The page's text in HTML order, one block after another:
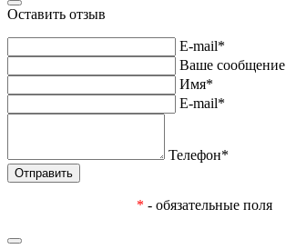
Оставить отзыв
E-mail*
Ваше сообщение
Имя*
E-mail*
Телефон*
* - обязательные поля